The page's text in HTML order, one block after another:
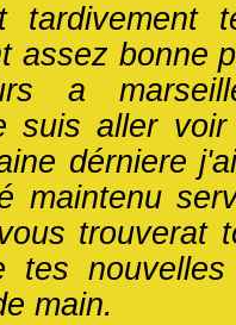
tardivement
assez bonne
a
suis aller
dérniere
maintenu
trouverat
tes
main.